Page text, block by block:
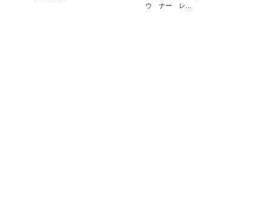
ウ ナー レ...